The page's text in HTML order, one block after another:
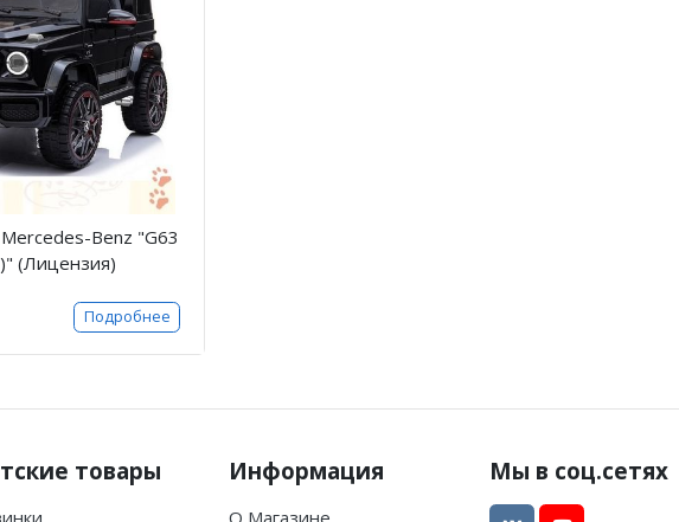
Benz "G63
(Лицензия)
Подробнее
товары Информация Мы в соц.сетях